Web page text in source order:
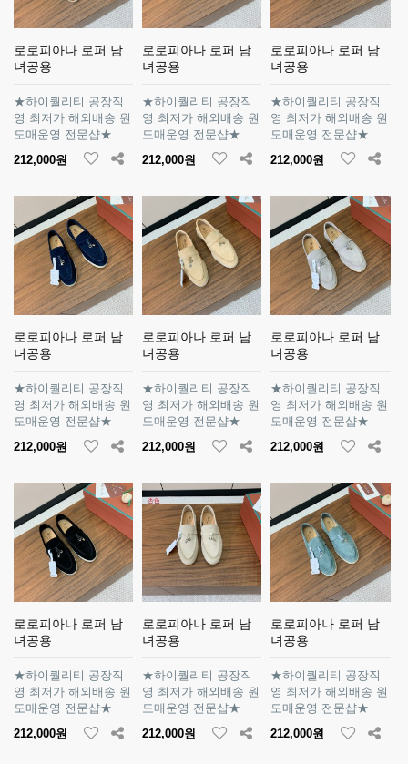
로로피아나 로퍼 남
녀공용
★하이퀄리티 공장직
영 최저가 해외배송 원
도매운영 전문샵★
212,000원
로로피아나 로퍼 남
녀공용
★하이퀄리티 공장직
영 최저가 해외배송 원
도매운영 전문샵★
212,000원
로로피아나 로퍼 남
녀공용
★하이퀄리티 공장직
영 최저가 해외배송 원
도매운영 전문샵★
212,000원
로로피아나 로퍼 남
녀공용
★하이퀄리티 공장직
영 최저가 해외배송 원
도매운영 전문샵★
212,000원
로로피아나 로퍼 남
녀공용
★하이퀄리티 공장직
영 최저가 해외배송 원
도매운영 전문샵★
212,000원
로로피아나 로퍼 남
녀공용
★하이퀄리티 공장직
영 최저가 해외배송 원
도매운영 전문샵★
212,000원
로로피아나 로퍼 남
녀공용
★하이퀄리티 공장직
영 최저가 해외배송 원
도매운영 전문샵★
212,000원
로로피아나 로퍼 남
녀공용
★하이퀄리티 공장직
영 최저가 해외배송 원
도매운영 전문샵★
212,000원
로로피아나 로퍼 남
녀공용
★하이퀄리티 공장직
영 최저가 해외배송 원
도매운영 전문샵★
212,000원